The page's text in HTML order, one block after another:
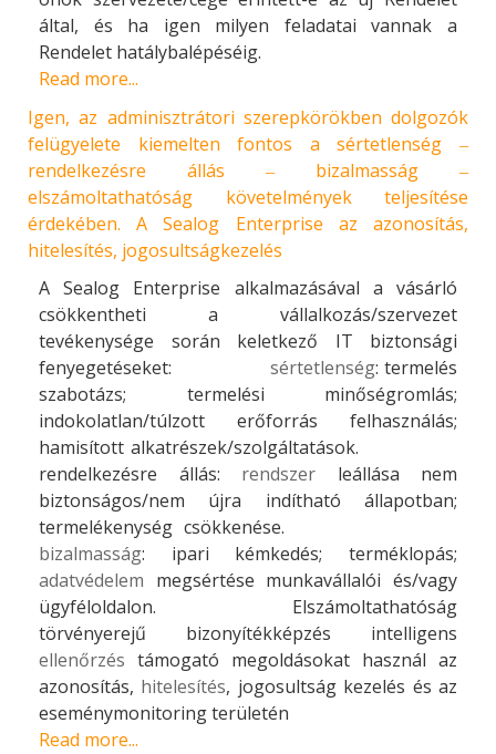
által, és ha igen milyen feladatai vannak a
Rendelet hatálybalépéséig.
Read more...
Igen, az adminisztrátori szerepkörökben dolgozók
felügyelete kiemelten fontos a sértetlenség ‒
rendelkezésre állás ‒ bizalmasság ‒
elszámoltathatóság követelmények teljesítése
érdekében. A Sealog Enterprise az azonosítás,
hitelesítés, jogosultságkezelés
A Sealog Enterprise alkalmazásával a vásárló
csökkentheti a vállalkozás/szervezet
tevékenysége során keletkező IT biztonsági
fenyegetéseket: sértetlenség: termelés
szabotázs; termelési minőségromlás;
indokolatlan/túlzott erőforrás felhasználás;
hamisított alkatrészek/szolgáltatások.
rendelkezésre állás: rendszer leállása nem
biztonságos/nem újra indítható állapotban;
termelékenység csökkenése.
bizalmasság: ipari kémkedés; terméklopás;
adatvédelem megsértése munkavállalói és/vagy
ügyféloldalon. Elszámoltathatóság
törvényerejű bizonyítékképzés intelligens
ellenőrzés támogató megoldásokat használ az
azonosítás, hitelesítés, jogosultság kezelés és az
eseménymonitoring területén
Read more...